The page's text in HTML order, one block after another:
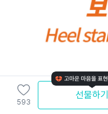
593
선물하기